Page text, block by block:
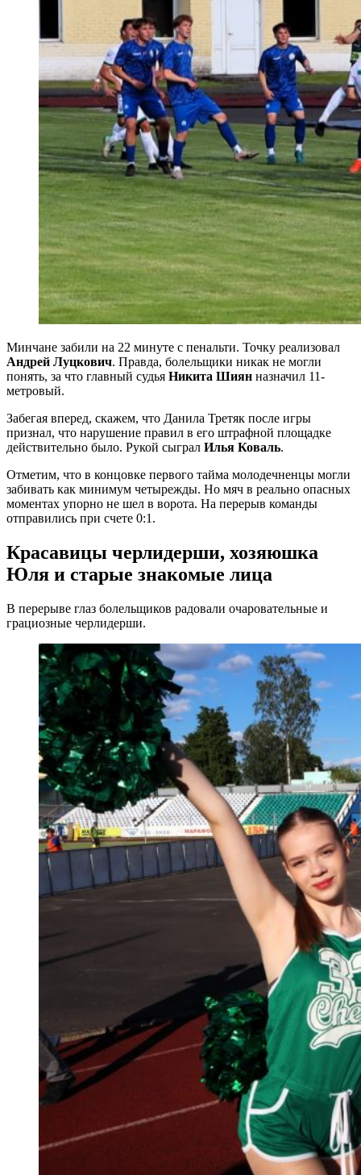
Минчане забили на 22 минуте с пенальти. Точку реализовал
Андрей Луцкович. Правда, болельщики никак не могли
понять, за что главный судья Никита Шиян назначил 11-
метровый.
Забегая вперед, скажем, что Данила Третяк после игры
признал, что нарушение правил в его штрафной площадке
действительно было. Рукой сыграл Илья Коваль.
Отметим, что в концовке первого тайма молодечненцы могли
забивать как минимум четырежды. Но мяч в реально опасных
моментах упорно не шел в ворота. На перерыв команды
отправились при счете 0:1.
Красавицы черлидерши, хозяюшка
Юля и старые знакомые лица
В перерыве глаз болельщиков радовали очаровательные и
грациозные черлидерши.